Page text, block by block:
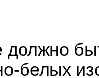
должно
белых